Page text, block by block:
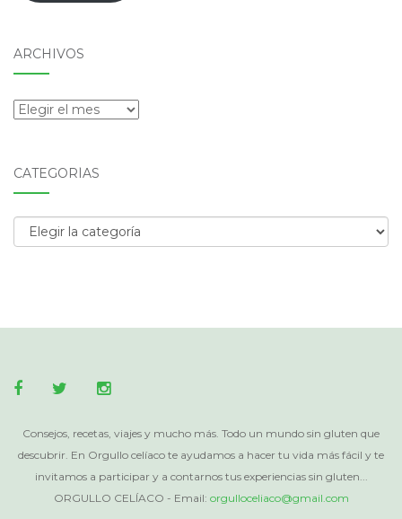
ARCHIVOS
Archivos
CATEGORÍAS
Categorías
Consejos, recetas, viajes y mucho más. Todo un mundo sin gluten que
descubrir. En Orgullo celíaco te ayudamos a hacer tu vida más fácil y te
invitamos a participar y a contarnos tus experiencias sin gluten...
ORGULLO CELÍACO - Email: orgulloceliaco@gmail.com